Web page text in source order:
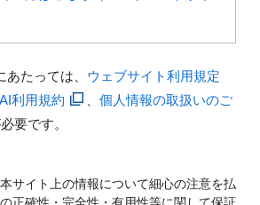
たっては、 ウェブサイト利用規定
利用規約
個人情報の取扱いのご
要です。
サイト上の情報について細心の注意を払
正確性・完全性・有用性等に関して保証